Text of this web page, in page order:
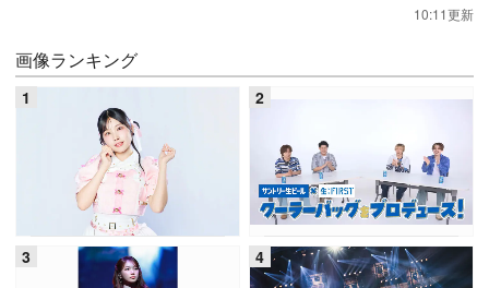
10:11更新
画像ランキング